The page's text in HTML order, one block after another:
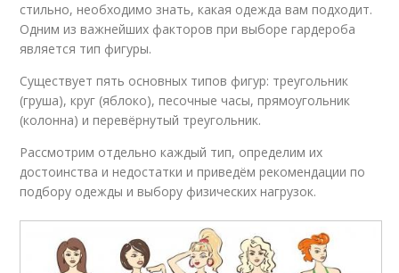
стильно, необходимо знать, какая одежда вам подходит.
Одним из важнейших факторов при выборе гардероба
является тип фигуры.
Существует пять основных типов фигур: треугольник
(груша), круг (яблоко), песочные часы, прямоугольник
(колонна) и перевёрнутый треугольник.
Рассмотрим отдельно каждый тип, определим их
достоинства и недостатки и приведём рекомендации по
подбору одежды и выбору физических нагрузок.